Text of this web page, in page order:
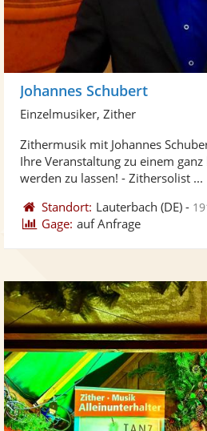
Johannes Schubert
Einzelmusiker, Zither
Zithermusik mit Johannes
Ihre Veranstaltung zu einem
werden zu lassen! - Zithersolist ...
Standort: Lauterbach (DE) -
Gage: auf Anfrage